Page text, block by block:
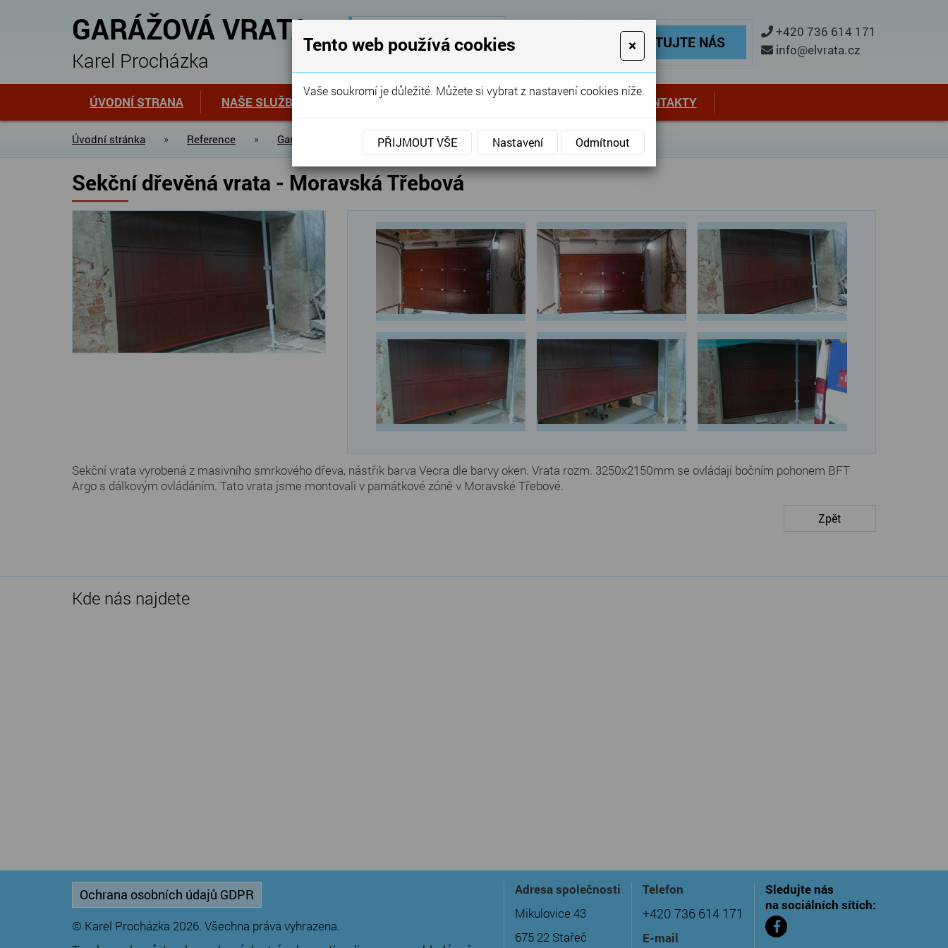
GARÁŽOVÁ VRATA
Karel Procházka Garážová vrata, brány, ploty ...
Kontaktujte nás
KONTAKTUJTE NÁS
+420 736 614 171
info@elvrata.cz
ÚVODNÍ STRANA NAŠE SLUŽBY SERVIS REFERENCE KONTAKTY
Úvodní stránka » Reference » Garážová vrata Sekční » Sekční dřevěná vrata - Moravská Třebová
Sekční dřevěná vrata - Moravská Třebová
Sekční vrata vyrobená z masivního smrkového dřeva, nástřik barva Vecra dle barvy oken. Vrata rozm. 3250x2150mm se ovládají bočním pohonem BFT
Argo s dálkovým ovládáním. Tato vrata jsme montovali v památkové zóně v Moravské Třebové.
Zpět
Kde nás najdete
Sledujte nás
na sociálních sítích:
Telefon
+420 736 614 171
E-mail
Adresa společnosti
Mikulovice 43
675 22 Stařeč
Ochrana osobních údajů GDPR
© Karel Procházka 2026. Všechna práva vyhrazena.
Tento web používá cookies ×
Vaše soukromí je důležité. Můžete si vybrat z nastavení cookies níže.
PŘIJMOUT VŠE Nastavení Odmítnout